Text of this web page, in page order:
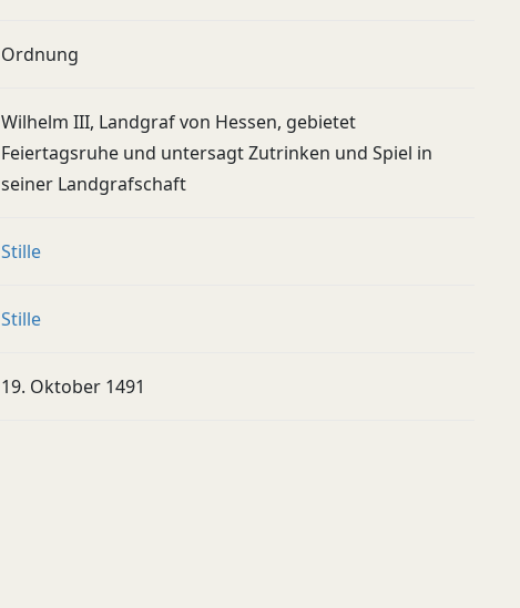
Ordnung
Wilhelm III, Landgraf von Hessen, gebietet
Feiertagsruhe und untersagt Zutrinken und Spiel in
seiner Landgrafschaft
Stille
Stille
19. Oktober 1491